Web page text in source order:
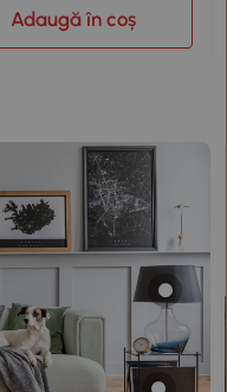
Adaugă în coș